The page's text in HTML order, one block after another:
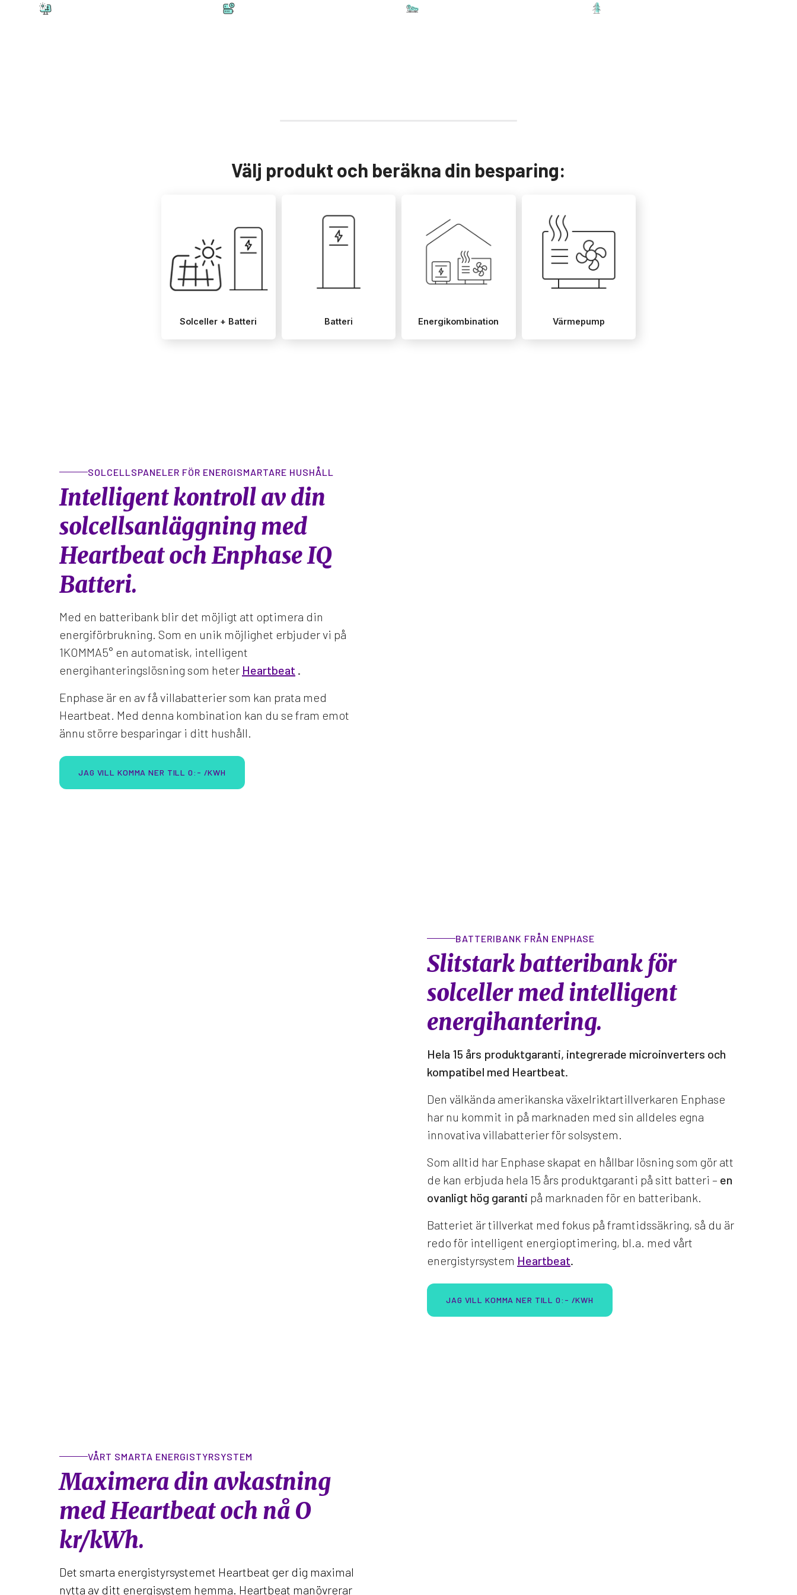
SOLCELLSPANELER FÖR ENERGISMARTARE HUSHÅLL
Intelligent kontroll av din
solcellsanläggning med
Heartbeat och Enphase IQ
Batteri.
Med en batteribank blir det möjligt att optimera din
energiförbrukning. Som en unik möjlighet erbjuder vi på
1KOMMA5° en automatisk, intelligent
energihanteringslösning som heter Heartbeat .
Enphase är en av få villabatterier som kan prata med
Heartbeat. Med denna kombination kan du se fram emot
ännu större besparingar i ditt hushåll.
JAG VILL KOMMA NER TILL 0:- /KWH
BATTERIBANK FRÅN ENPHASE
Slitstark batteribank för
solceller med intelligent
energihantering.
Hela 15 års produktgaranti, integrerade microinverters och
kompatibel med Heartbeat.
Den välkända amerikanska växelriktartillverkaren Enphase
har nu kommit in på marknaden med sin alldeles egna
innovativa villabatterier för solsystem.
Som alltid har Enphase skapat en hållbar lösning som gör att
de kan erbjuda hela 15 års produktgaranti på sitt batteri – en
ovanligt hög garanti på marknaden för en batteribank.
Batteriet är tillverkat med fokus på framtidssäkring, så du är
redo för intelligent energioptimering, bl.a. med vårt
energistyrsystem Heartbeat.
JAG VILL KOMMA NER TILL 0:- /KWH
VÅRT SMARTA ENERGISTYRSYSTEM
Maximera din avkastning
med Heartbeat och nå O
kr/kWh.
Det smarta energistyrsystemet Heartbeat ger dig maximal
nytta av ditt energisystem hemma. Heartbeat manövrerar